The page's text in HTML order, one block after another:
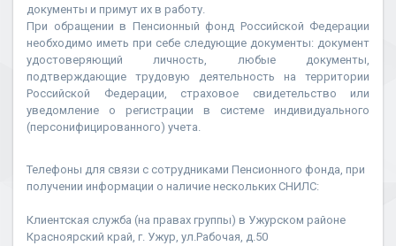
документы и примут их в работу.
При обращении в Пенсионный фонд Российской Федерации
необходимо иметь при себе следующие документы: документ
удостоверяющий личность, любые документы,
подтверждающие трудовую деятельность на территории
Российской Федерации, страховое свидетельство или
уведомление о регистрации в системе индивидуального
(персонифицированного) учета.
Телефоны для связи с сотрудниками Пенсионного фонда, при
получении информации о наличие нескольких СНИЛС:
Клиентская служба (на правах группы) в Ужурском районе
Красноярский край, г. Ужур, ул.Рабочая, д.50